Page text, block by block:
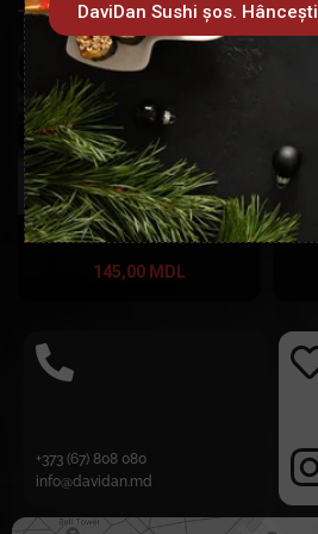
Sushi Burger Somon Grill
145,00 MDL
+373 (67) 808 080
info@davidan.md
DaviDan Sushi șos. Hâncești